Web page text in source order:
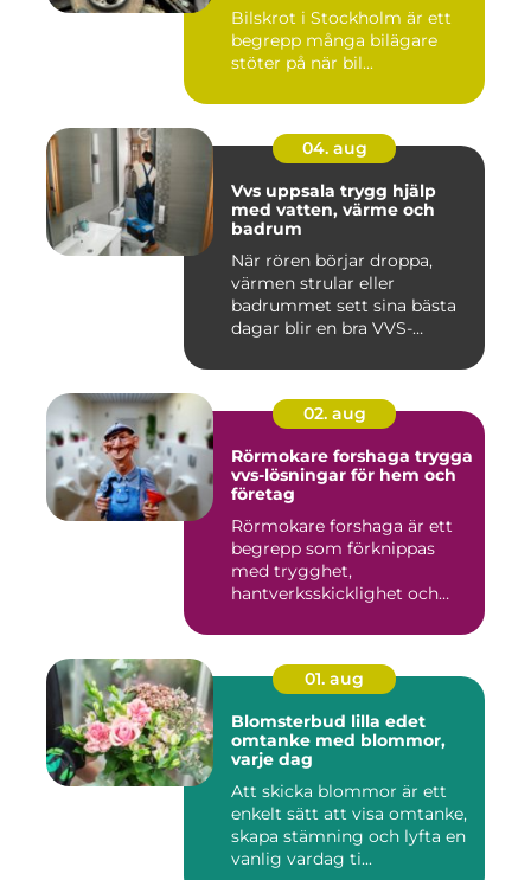
Bilskrot i Stockholm är ett
begrepp många bilägare
stöter på när bil...
04. aug
Vvs uppsala trygg hjälp
med vatten, värme och
badrum
När rören börjar droppa,
värmen strular eller
badrummet sett sina bästa
dagar blir en bra VVS-
02. aug
Rörmokare forshaga trygga
vvs-lösningar för hem och
företag
Rörmokare forshaga är ett
begrepp som förknippas
med trygghet,
hantverksskicklighet och
01. aug
Blomsterbud lilla edet
omtanke med blommor,
varje dag
Att skicka blommor är ett
enkelt sätt att visa omtanke,
skapa stämning och lyfta en
vanlig vardag ti...